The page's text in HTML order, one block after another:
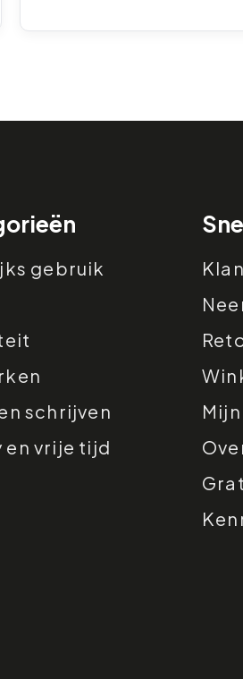
gebruik
schrijven
en vrije tijd